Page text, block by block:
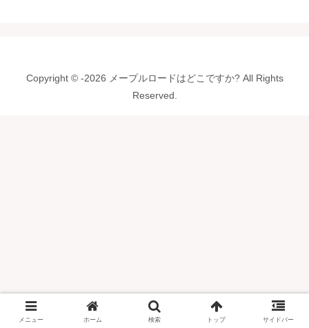
Copyright © -2026 メープルロードはどこですか? All Rights
Reserved.
メニュー ホーム 検索 トップ サイドバー